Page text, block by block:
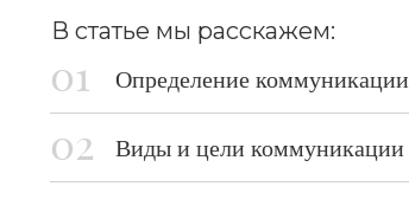
В статье мы расскажем:
Определение коммуникации
Виды и цели коммуникации